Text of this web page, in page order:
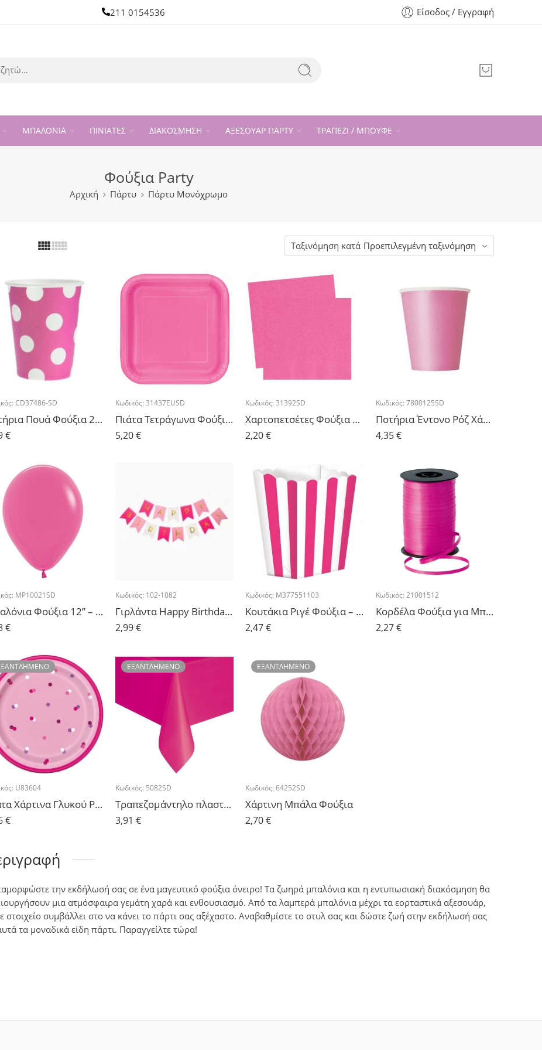
211 0154536 Είσοδος / Εγγραφή
ΜΠΑΛΟΝΙΑ ΠΙΝΙΑΤΕΣ ΔΙΑΚΟΣΜΗΣΗ ΑΞΕΣΟΥΑΡ ΠΑΡΤΥ ΤΡΑΠΕΖΙ / ΜΠΟΥΦΕ
Φούξια Party
Αρχική Πάρτυ Πάρτυ Μονόχρωμο
Ταξινόμηση κατά Προεπιλεγμένη ταξινόμηση
CD37486-SD
Ποτήρια Πουά Φούξια 266ml – 6τμχ.
€
Κωδικός: 31437EUSD
Πιάτα Τετράγωνα Φούξια 23cm – 14τμχ.
5,20€
Κωδικός: 31392SD
Χαρτοπετσέτες Φούξια – 20 τμχ.
2,20€
Κωδικός: 7800125SD
Ποτήρια Έντονο Ρόζ Χάρτινα – 14τμχ.
4,35€
MP10021SD
Μπαλόνια Φούξια 12” – 10τμχ.
€
Κωδικός: 102-1082
Γιρλάντα Happy Birthday Ροζ-Φούξια
2,99€
Κωδικός: M377551103
Κουτάκια Ριγέ Φούξια – 5 τμχ.
2,47€
Κωδικός: 21001512
Κορδέλα Φούξια για Μπαλόνια 500μ
2,27€
U83604
Πιάτα Χάρτινα Γλυκού Ροζ Πουά – 8 τμχ.
€
ΕΞΑΝΤΛΗΜΈΝΟ
Κωδικός: 5082SD
Τραπεζομάντηλο πλαστικό Φούξια 1.37m x 2.74m
3,91 €
ΕΞΑΝΤΛΗΜΈΝΟ
Κωδικός: 64252SD
Χάρτινη Μπάλα Φούξια
2,70€
την εκδήλωσή σας σε ένα μαγευτικό φούξια όνειρο! Τα ζωηρά μπαλόνια και η εντυπωσιακή διακόσμηση θα
μια ατμόσφαιρα γεμάτη χαρά και ενθουσιασμό. Από τα λαμπερά μπαλόνια μέχρι τα εορταστικά αξεσουάρ,
στοιχείο συμβάλλει στο να κάνει το πάρτι σας αξέχαστο. Αναβαθμίστε το στυλ σας και δώστε ζωή στην εκδήλωσή σας
τα μοναδικά είδη πάρτι. Παραγγείλτε τώρα!